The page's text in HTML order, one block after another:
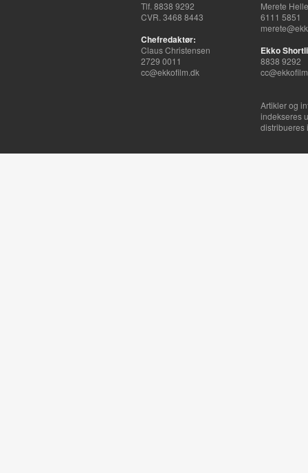
Tlf. 8838 9292
CVR. 3468 8443
Chefredaktør:
Claus Christensen
2729 0011
cc@ekkofilm.dk
Merete
6111 5851
Ekko
8838 9292
Artikler og
indekseres
distribueres